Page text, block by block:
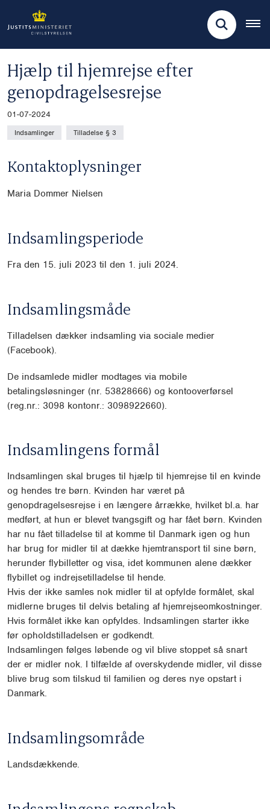
Hjælp til hjemrejse efter
genopdragelsesrejse
01-07-2024
Indsamlinger Tilladelse § 3
Kontaktoplysninger
Maria Dommer Nielsen
Indsamlingsperiode
Fra den 15. juli 2023 til den 1. juli 2024.
Indsamlingsmåde
Tilladelsen dækker indsamling via sociale medier
(Facebook).
De indsamlede midler modtages via mobile
betalingsløsninger (nr. 53828666) og kontooverførsel
(reg.nr.: 3098 kontonr.: 3098922660).
Indsamlingens formål
Indsamlingen skal bruges til hjælp til hjemrejse til en kvinde
og hendes tre børn. Kvinden har været på
genopdragelsesrejse i en længere årrække, hvilket bl.a. har
medført, at hun er blevet tvangsgift og har fået børn. Kvinden
har nu fået tilladelse til at komme til Danmark igen og hun
har brug for midler til at dække hjemtransport til sine børn,
herunder flybilletter og visa, idet kommunen alene dækker
flybillet og indrejsetilladelse til hende.
Hvis der ikke samles nok midler til at opfylde formålet, skal
midlerne bruges til delvis betaling af hjemrejseomkostninger.
Hvis formålet ikke kan opfyldes. Indsamlingen starter ikke
før opholdstilladelsen er godkendt.
Indsamlingen følges løbende og vil blive stoppet så snart
der er midler nok. I tilfælde af overskydende midler, vil disse
blive brug som tilskud til familien og deres nye opstart i
Danmark.
Indsamlingsområde
Landsdækkende.